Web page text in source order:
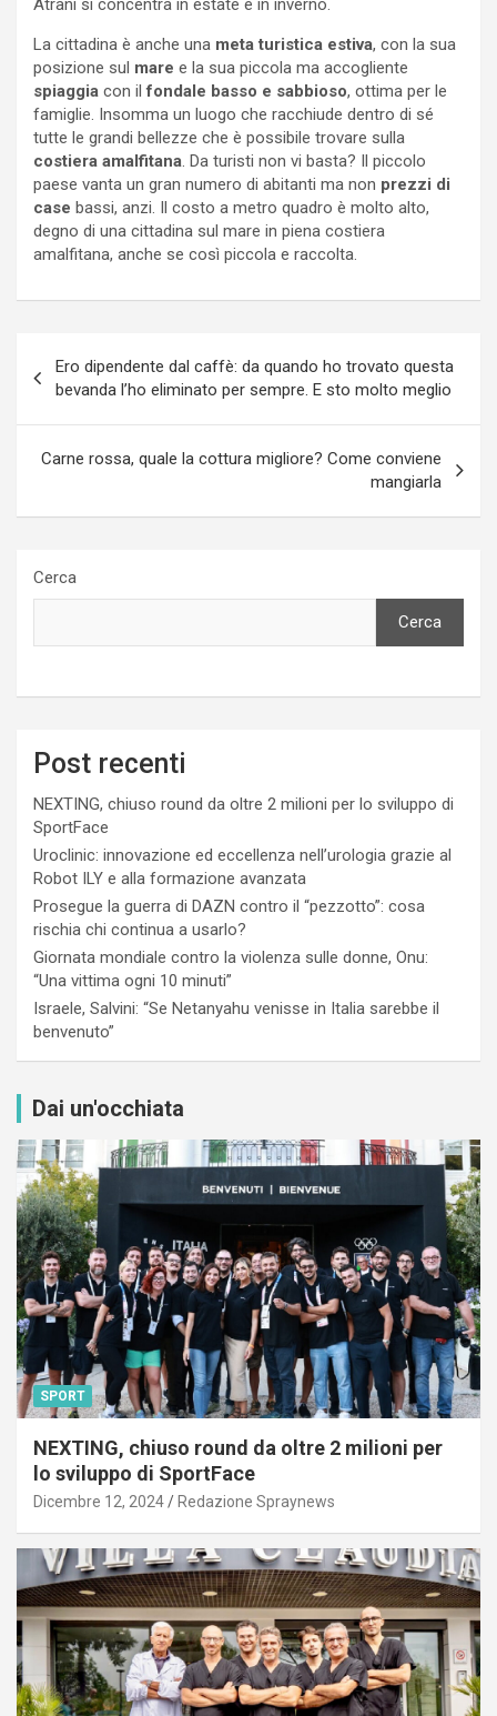
Atrani si concentra in estate e in inverno.
La cittadina è anche una meta turistica estiva, con la sua
posizione sul mare e la sua piccola ma accogliente
spiaggia con ilfondale basso e sabbioso, ottima per le
famiglie. Insomma un luogo che racchiude dentro di sé
tutte le grandi bellezze che è possibile trovare sulla
costiera amalfitana. Da turisti non vi basta? Il piccolo
paese vanta un gran numero di abitanti ma non prezzi di
case bassi, anzi. Il costo a metro quadro è molto alto,
degno di una cittadina sul mare in piena costiera
amalfitana, anche se così piccola e raccolta.
articoli
Ero dipendente dal caffè: da quando ho trovato questa
bevanda l’ho eliminato per sempre. E sto molto meglio
Carne rossa, quale la cottura migliore? Come conviene
mangiarla
Cerca
Cerca
Post recenti
NEXTING, chiuso round da oltre 2 milioni per lo sviluppo di
SportFace
Uroclinic: innovazione ed eccellenza nell’urologia grazie al
Robot ILY e alla formazione avanzata
Prosegue la guerra di DAZN contro il “pezzotto”: cosa
rischia chi continua a usarlo?
Giornata mondiale contro la violenza sulle donne, Onu:
“Una vittima ogni 10 minuti”
Israele, Salvini: “Se Netanyahu venisse in Italia sarebbe il
benvenuto”
Dai un'occhiata
SPORT
NEXTING, chiuso round da oltre 2 milioni per
lo sviluppo di SportFace
Dicembre 12, 2024 Redazione Spraynews